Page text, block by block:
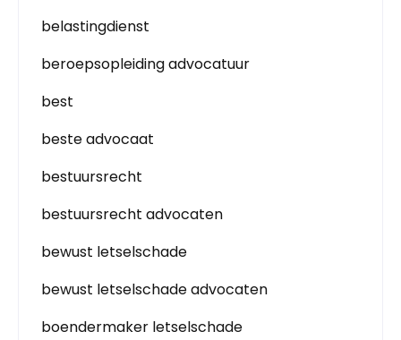
belastingdienst
beroepsopleiding advocatuur
best
beste advocaat
bestuursrecht
bestuursrecht advocaten
bewust letselschade
bewust letselschade advocaten
boendermaker letselschade